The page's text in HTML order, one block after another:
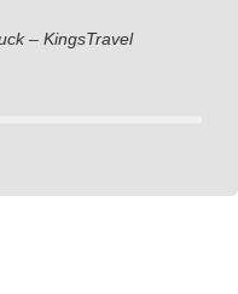
– KingsTravel